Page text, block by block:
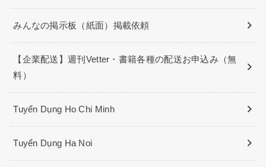
みんなの掲示板（紙面）掲載依頼
【企業配送】週刊Vetter・書籍各種の配送お申込み（無
料）
Tuyển Dụng Ho Chi Minh
Tuyển Dụng Ha Noi